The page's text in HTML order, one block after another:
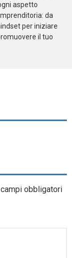
aspetto
da
per iniziare
il tuo
campi obbligatori